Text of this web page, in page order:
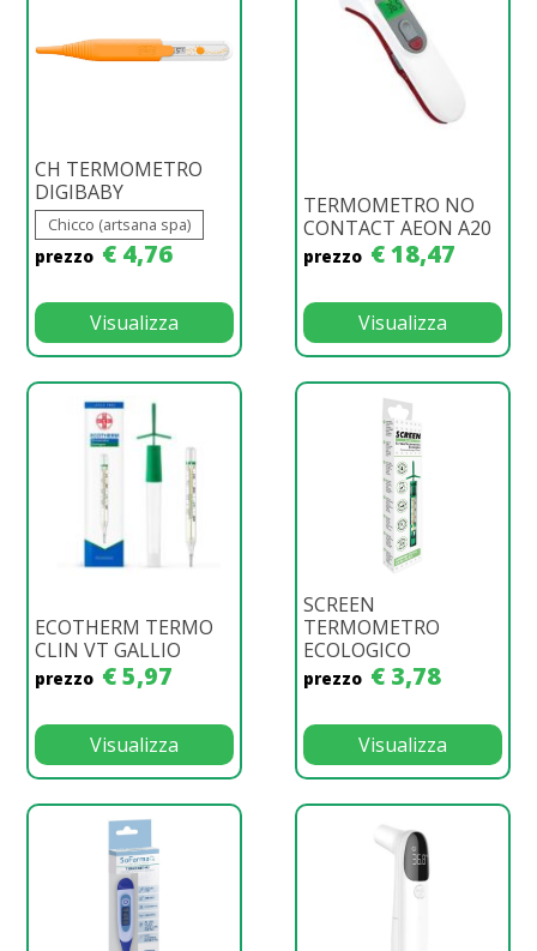
CH TERMOMETRO
DIGIBABY
Chicco (artsana spa)
prezzo € 4,76
Visualizza
TERMOMETRO NO
CONTACT AEON A20
prezzo € 18,47
Visualizza
ECOTHERM TERMO
CLIN VT GALLIO
prezzo € 5,97
Visualizza
SCREEN
TERMOMETRO
ECOLOGICO
prezzo € 3,78
Visualizza